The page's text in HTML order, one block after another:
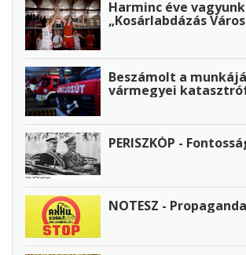
Harminc éve
„Kosárlabdázás
Beszámolt a
vármegyei
PERISZKÓP -
NOTESZ - Propaganda